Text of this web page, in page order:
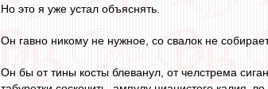
Но это я уже устал объяснять.
Он гавно никому не нужное, со свалок не
Он бы от тины косты блеванул, от челстрема